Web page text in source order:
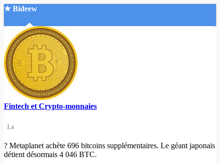
★ Bideew
Accueil
Recherche Avancée
Créer un compte
Mode nuit
Fintech et Crypto-monnaies
1 a
? Metaplanet achète 696 bitcoins supplémentaires. Le géant japonais
détient désormais 4 046 BTC.